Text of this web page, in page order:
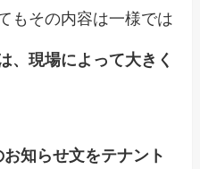
もその内容は一様では
、現場によって大きく
知らせ文をテナント